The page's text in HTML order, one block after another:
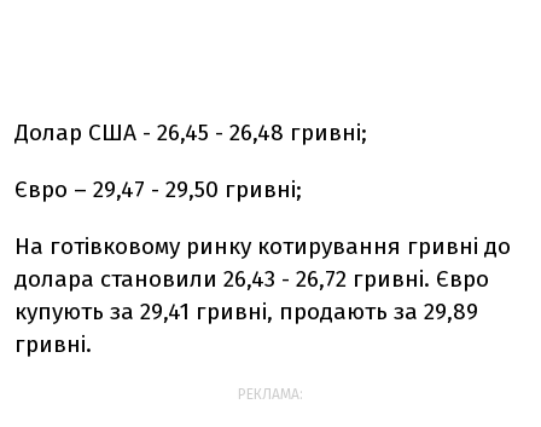
Долар США - 26,45 - 26,48 гривні;
Євро – 29,47 - 29,50 гривні;
На готівковому ринку котирування гривні до
долара становили 26,43 - 26,72 гривні. Євро
купують за 29,41 гривні, продають за 29,89
гривні.
РЕКЛАМА: